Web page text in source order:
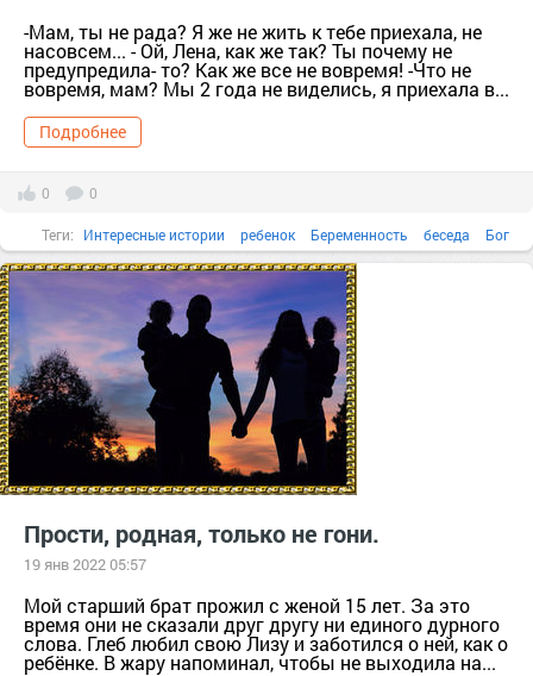
-Мам, ты не рада? Я же не жить к тебе приехала, не
насовсем... - Ой, Лена, как же так? Ты почему не
предупредила- то? Как же все не вовремя! -Что не
вовремя, мам? Мы 2 года не виделись, я приехала в...
Подробнее
0 0
Теги: Интересные истории ребенок Беременность беседа Бог
Прости, родная, только не гони.
19 янв 2022 05:57
Мой старший брат прожил с женой 15 лет. За это
время они не сказали друг другу ни единого дурного
слова. Глеб любил свою Лизу и заботился о ней, как о
ребёнке. В жару напоминал, чтобы не выходила на...